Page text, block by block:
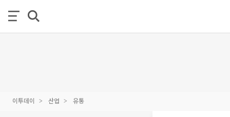
이투데이 산업 유통